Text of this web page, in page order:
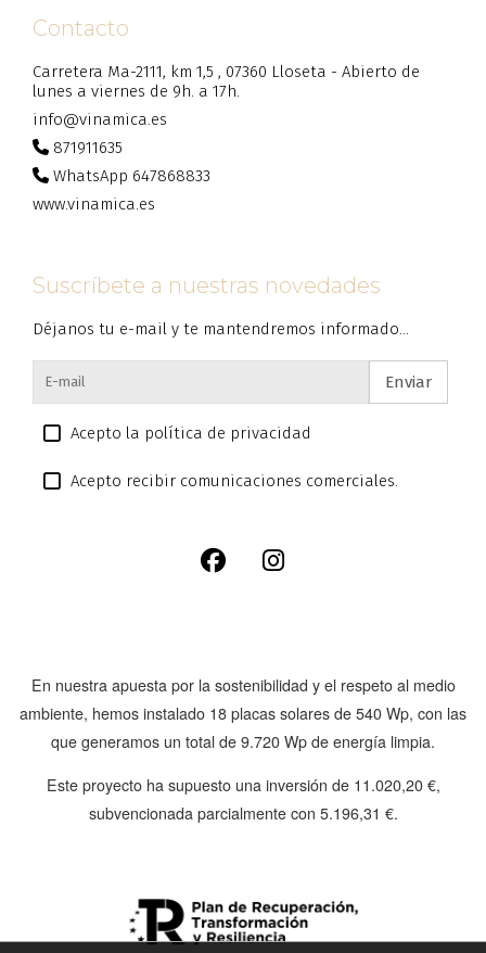
Contacto
Carretera Ma-2111, km 1,5 , 07360 Lloseta - Abierto de
lunes a viernes de 9h. a 17h.
info@vinamica.es
871911635
WhatsApp 647868833
www.vinamica.es
Suscríbete a nuestras novedades
Déjanos tu e-mail y te mantendremos informado...
Enviar
Acepto la política de privacidad
Acepto recibir comunicaciones comerciales.
En nuestra apuesta por la sostenibilidad y el respeto al medio
ambiente, hemos instalado 18 placas solares de 540 Wp, con las
que generamos un total de 9.720 Wp de energía limpia.
Este proyecto ha supuesto una inversión de 11.020,20 €,
subvencionada parcialmente con 5.196,31 €.